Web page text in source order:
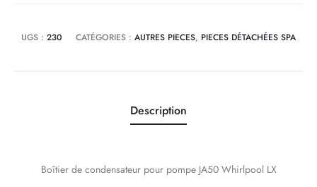
UGS : 230 CATÉGORIES : AUTRES PIECES, PIECES DÉTACHÉES SPA
Description
Boîtier de condensateur pour pompe JA50 Whirlpool LX